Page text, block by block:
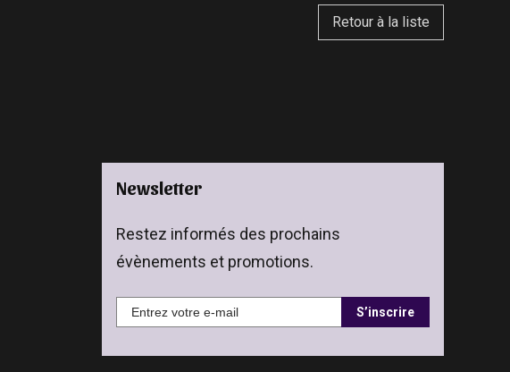
Retour à la liste
Newsletter
Restez informés des prochains
évènements et promotions.